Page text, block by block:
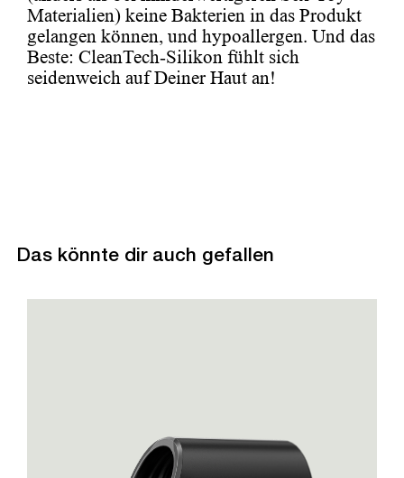
Materialien) keine Bakterien in das Produkt
gelangen können, und hypoallergen. Und das
Beste: CleanTech-Silikon fühlt sich
seidenweich auf Deiner Haut an!
Das könnte dir auch gefallen